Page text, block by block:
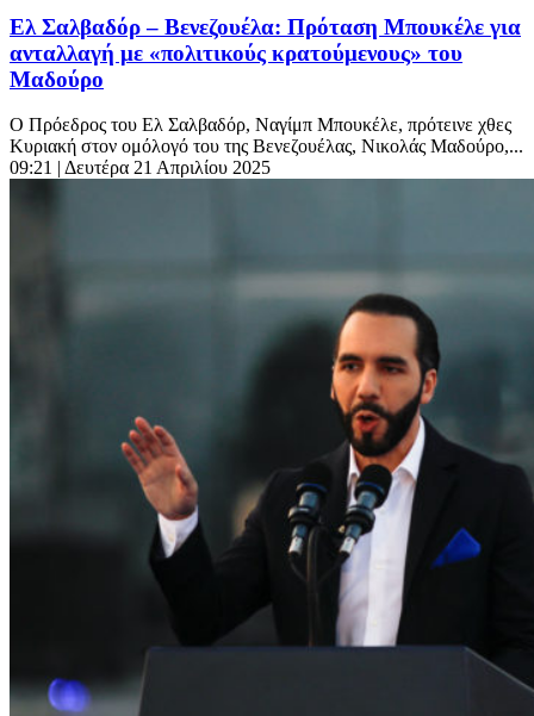
Ελ Σαλβαδόρ – Βενεζουέλα: Πρόταση Μπουκέλε για
ανταλλαγή με «πολιτικούς κρατούμενους» του
Μαδούρο
Ο Πρόεδρος του Ελ Σαλβαδόρ, Ναγίμπ Μπουκέλε, πρότεινε χθες
Κυριακή στον ομόλογό του της Βενεζουέλας, Νικολάς Μαδούρο,...
09:21 | Δευτέρα 21 Απριλίου 2025